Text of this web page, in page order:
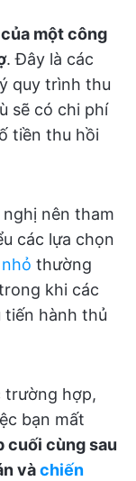
một công
. Đây là các
quy trình thu
sẽ có chi phí
tiền thu hồi
nên tham
các lựa chọn
thường
khi các
tiến hành thủ
trường hợp,
bạn mất
cuối cùng sau
vàchiến